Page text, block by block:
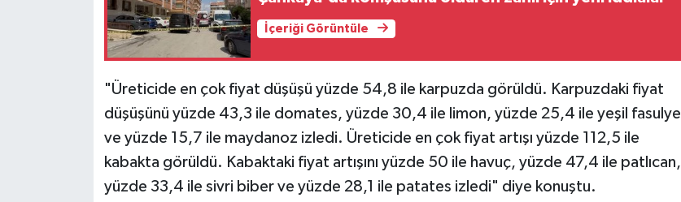
İçeriği Görüntüle
"Üreticide en çok fiyat düşüşü yüzde 54,8 ile karpuzda görüldü. Karpuzdaki fiyat
düşüşünü yüzde 43,3 ile domates, yüzde 30,4 ile limon, yüzde 25,4 ile yeşil fasulye
ve yüzde 15,7 ile maydanoz izledi. Üreticide en çok fiyat artışı yüzde 112,5 ile
kabakta görüldü. Kabaktaki fiyat artışını yüzde 50 ile havuç, yüzde 47,4 ile patlıcan,
yüzde 33,4 ile sivri biber ve yüzde 28,1 ile patates izledi" diye konuştu.